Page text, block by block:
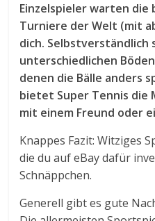
Einzelspieler warten die
Turniere der Welt (mit
dich. Selbstverständlich
unterschiedlichen
denen die Bälle anders
bietet Super Tennis die
mit einem Freund oder
Knappes Fazit: Witziges
die du auf eBay dafür
Schnäppchen.
Generell gibt es gute